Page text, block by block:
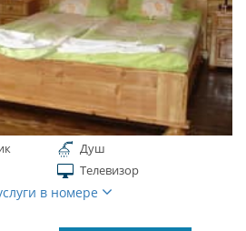
Душ
Телевизор
в номере